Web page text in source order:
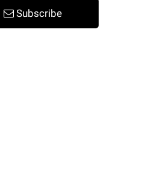
Subscribe